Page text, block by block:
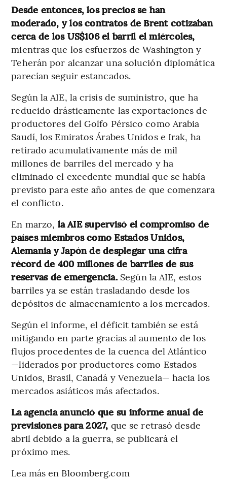
Desde entonces, los precios se han
moderado, y los contratos de Brent cotizaban
cerca de los US$106 el barril el miércoles,
mientras que los esfuerzos de Washington y
Teherán por alcanzar una solución diplomática
parecían seguir estancados.
Según la AIE, la crisis de suministro, que ha
reducido drásticamente las exportaciones de
productores del Golfo Pérsico como Arabia
Saudí, los Emiratos Árabes Unidos e Irak, ha
retirado acumulativamente más de mil
millones de barriles del mercado y ha
eliminado el excedente mundial que se había
previsto para este año antes de que comenzara
el conflicto.
En marzo, la AIE supervisó el compromiso de
países miembros como Estados Unidos,
Alemania y Japón de desplegar una cifra
récord de 400 millones de barriles de sus
reservas de emergencia. Según la AIE, estos
barriles ya se están trasladando desde los
depósitos de almacenamiento a los mercados.
Según el informe, el déficit también se está
mitigando en parte gracias al aumento de los
flujos procedentes de la cuenca del Atlántico
—liderados por productores como Estados
Unidos, Brasil, Canadá y Venezuela— hacia los
mercados asiáticos más afectados.
La agencia anunció que su informe anual de
previsiones para 2027, que se retrasó desde
abril debido a la guerra, se publicará el
próximo mes.
Lea más en Bloomberg.com